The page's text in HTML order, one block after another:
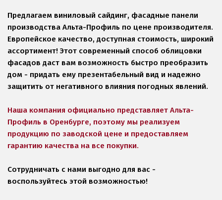
Предлагаем виниловый сайдинг, фасадные панели
производства Альта-Профиль по цене производителя.
Европейское качество, доступная стоимость, широкий
ассортимент! Этот современный способ облицовки
фасадов даст вам возможность быстро преобразить
дом - придать ему презентабельный вид и надежно
защитить от негативного влияния погодных явлений.
Наша компания официально представляет Альта-
Профиль в Оренбурге, поэтому мы реализуем
продукцию по заводской цене и предоставляем
гарантию качества на все покупки.
Сотрудничать с нами выгодно для вас -
воспользуйтесь этой возможностью!